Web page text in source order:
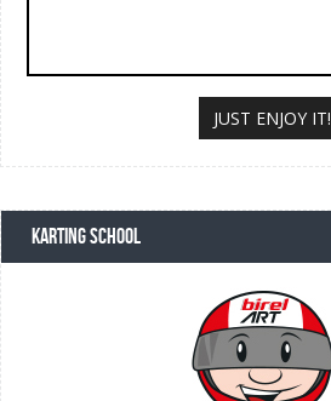
JUST ENJOY IT!
KARTING SCHOOL